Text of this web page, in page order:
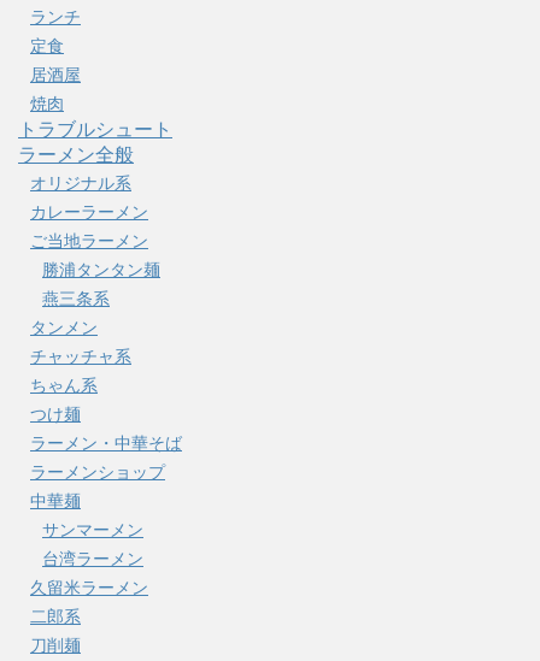
ランチ
定食
居酒屋
焼肉
トラブルシュート
ラーメン全般
オリジナル系
カレーラーメン
ご当地ラーメン
勝浦タンタン麺
燕三条系
タンメン
チャッチャ系
ちゃん系
つけ麺
ラーメン・中華そば
ラーメンショップ
中華麺
サンマーメン
台湾ラーメン
久留米ラーメン
二郎系
刀削麺